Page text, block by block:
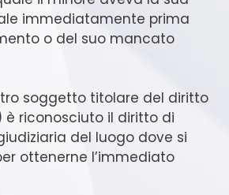
immediatamente prima
o del suo mancato
soggetto titolare del diritto
riconosciuto il diritto di
del luogo dove si
ottenerne l’immediato